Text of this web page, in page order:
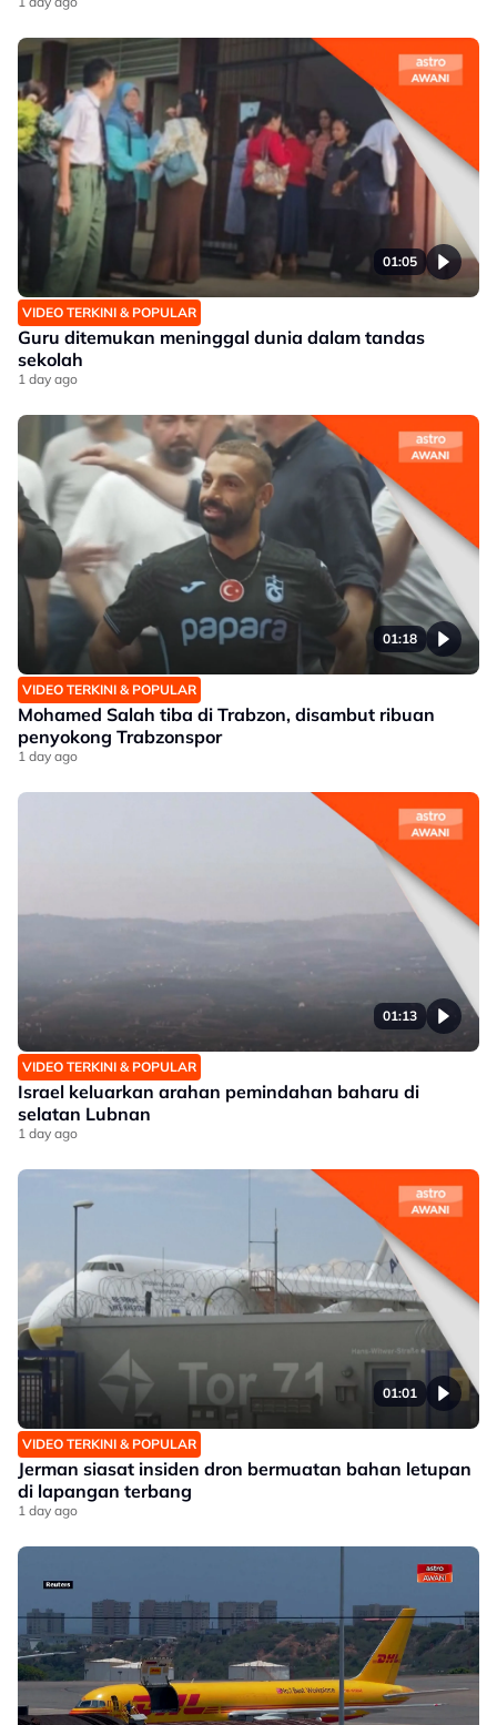
01:05
VIDEO TERKINI & POPULAR
Guru ditemukan meninggal dunia dalam tandas
sekolah
1 day ago
01:18
VIDEO TERKINI & POPULAR
Mohamed Salah tiba di Trabzon, disambut ribuan
penyokong Trabzonspor
1 day ago
01:13
VIDEO TERKINI & POPULAR
Israel keluarkan arahan pemindahan baharu di
selatan Lubnan
1 day ago
01:01
VIDEO TERKINI & POPULAR
Jerman siasat insiden dron bermuatan bahan letupan
di lapangan terbang
1 day ago